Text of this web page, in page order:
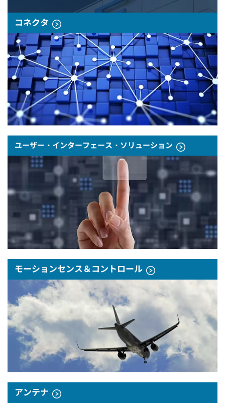
コネクタ
ユーザー・インターフェース・ソリューション
モーションセンス＆コントロール
アンテナ